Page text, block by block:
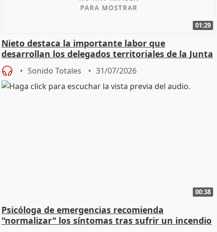
01:29
Nieto destaca la importante labor que
desarrollan los delegados territoriales de la Junta
Sonido Totales 31/07/2026
00:38
Psicóloga de emergencias recomienda
"normalizar" los síntomas tras sufrir un incendio